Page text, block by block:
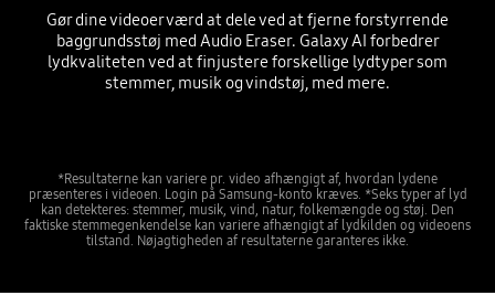
Gør dine videoer værd at dele ved at fjerne forstyrrende
baggrundsstøj med Audio Eraser. Galaxy AI forbedrer
lydkvaliteten ved at finjustere forskellige lydtyper som
stemmer, musik og vindstøj, med mere.
*Resultaterne kan variere pr. video afhængigt af, hvordan lydene
præsenteres i videoen. Login på Samsung-konto kræves. *Seks typer af lyd
kan detekteres: stemmer, musik, vind, natur, folkemængde og støj. Den
faktiske stemmegenkendelse kan variere afhængigt af lydkilden og videoens
tilstand. Nøjagtigheden af resultaterne garanteres ikke.